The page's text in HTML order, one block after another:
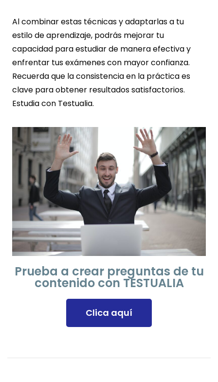
Al combinar estas técnicas y adaptarlas a tu
estilo de aprendizaje, podrás mejorar tu
capacidad para estudiar de manera efectiva y
enfrentar tus exámenes con mayor confianza.
Recuerda que la consistencia en la práctica es
clave para obtener resultados satisfactorios.
Estudia con Testualia.
Prueba a crear preguntas de tu
contenido con TESTUALIA
Clica aquí